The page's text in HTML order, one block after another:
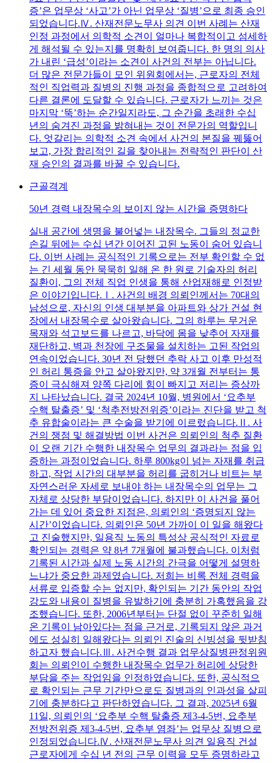
증’은 업무상 ‘사고’가 아닌 업무상 ‘질병’으로 최종 승인
되었습니다.Ⅳ. 산재전문노무사 의견 이번 사례는 산재
인정 과정에서 의학적 소견이 얼마나 복합적이고 섬세하
게 해석될 수 있는지를 명확히 보여줍니다. 한 명의 의사
가 내린 ‘급성’이라는 소견이 사건의 전부는 아닙니다.
더 많은 전문가들이 모인 위원회에서는, 근로자의 전체
적인 직업력과 질병의 진행 과정을 종합적으로 고려하여
다른 결론에 도달할 수 있습니다. 근로자가 느끼는 것은
마지막 ‘뚝’하는 순간일지라도, 그 순간을 초래한 수십
년의 숨겨진 과정을 밝혀내는 것이 전문가의 역할입니
다. 엇갈리는 의학적 소견 속에서 사건의 본질을 꿰뚫어
보고, 가장 합리적인 길을 찾아내는 전략적인 판단이 산
재 승인의 결과를 바꿀 수 있습니다.
근골격계
50년 경력 내장목수의 보이지 않는 시간을 증명하다
실내 공간에 생명을 불어넣는 내장목수. 그들의 정교한
손길 뒤에는 수십 년간 이어진 고된 노동이 숨어 있습니
다. 이번 사례는 공식적인 기록으로는 전부 확인할 수 없
는 긴 세월 동안 묵묵히 일해 온 한 원로 기술자의 허리
질환이, 그의 전체 직업 인생을 통해 산업재해로 인정받
은 이야기입니다.Ⅰ. 사건의 배경 의뢰인께서는 70대의
남성으로, 자신의 인생 대부분을 아파트와 상가 건설 현
장에서 내장목수로 살아왔습니다. 그의 하루는 무거운
목재와 석고보드를 나르고, 바닥에 몸을 낮추어 자재를
재단하고, 벽과 천장에 구조물을 설치하는 고된 작업의
연속이었습니다. 30년 전 당했던 추락 사고 이후 만성적
인 허리 통증을 안고 살아왔지만, 약 3개월 전부터는 통
증이 극심해져 양쪽 다리에 힘이 빠지고 저리는 증상까
지 나타났습니다. 결국 2024년 10월, 병원에서 ‘요추부
수핵 탈출증’ 및 ‘척추전방전위증’이라는 진단을 받고 척
추 유합술이라는 큰 수술을 받기에 이르렀습니다.Ⅱ. 사
건의 쟁점 및 해결방법 이번 사건은 의뢰인의 척추 질환
이 오랜 기간 수행한 내장목수 업무의 결과라는 점을 입
증하는 과정이었습니다. 하루 800kg이 넘는 자재를 취급
하고, 작업 시간의 대부분을 허리를 굽히거나 비트는 부
자연스러운 자세로 보내야 하는 내장목수의 업무는 그
자체로 상당한 부담이었습니다. 하지만 이 사건을 풀어
가는 데 있어 중요한 지점은, 의뢰인의 ‘증명되지 않는
시간’이었습니다. 의뢰인은 50년 가까이 이 일을 해왔다
고 진술했지만, 일용직 노동의 특성상 공식적인 자료로
확인되는 경력은 약 8년 7개월에 불과했습니다. 이처럼
기록된 시간과 실제 노동 시간의 간극을 어떻게 설명하
느냐가 중요한 과제였습니다. 저희는 비록 전체 경력을
서류로 입증할 수는 없지만, 확인되는 기간 동안의 작업
강도와 내용이 질병을 유발하기에 충분히 가혹했음을 강
조했습니다. 또한, 2006년부터는 단절 없이 꾸준히 일해
온 기록이 남아있다는 점을 근거로, 기록되지 않은 과거
에도 성실히 일해왔다는 의뢰인 진술의 신빙성을 뒷받침
하고자 했습니다.Ⅲ. 사건수행 결과 업무상질병판정위원
회는 의뢰인이 수행한 내장목수 업무가 허리에 상당한
부담을 주는 작업임을 인정하였습니다. 또한, 공식적으
로 확인되는 근무 기간만으로도 질병과의 인과성을 살피
기에 충분하다고 판단하였습니다. 그 결과, 2025년 6월
11일, 의뢰인의 ‘요추부 수핵 탈출증 제3-4-5번, 요추부
전방전위증 제3-4-5번, 요추부 염좌’는 업무상 질병으로
인정되었습니다.Ⅳ. 산재전문노무사 의견 일용직 건설
근로자에게 수십 년 전의 근무 이력을 모두 증명하라고